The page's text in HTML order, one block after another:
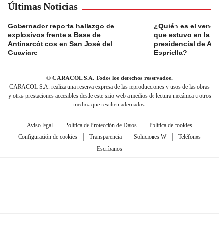
Últimas Noticias
Gobernador reporta hallazgo de
explosivos frente a Base de
Antinarcóticos en San José del
Guaviare
¿Quién es el
que estuvo en la
presidencial de
Espriella?
© CARACOL S.A. Todos los derechos reservados.
CARACOL S.A. realiza una reserva expresa de las reproducciones y usos de las obras
y otras prestaciones accesibles desde este sitio web a medios de lectura mecánica u otros
medios que resulten adecuados.
Aviso legal Política de Protección de Datos
Política de cookies
Configuración de cookies
Transparencia Soluciones W
Teléfonos
Escríbanos